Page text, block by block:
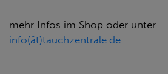
mehr Infos im Shop oder unter
info(ät)tauchzentrale.de